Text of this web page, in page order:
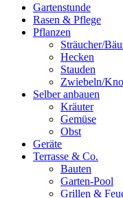
Gartenstunde
Rasen & Pflege
Pflanzen
Sträucher/
Hecken
Stauden
Zwiebeln/
Selber anbauen
Kräuter
Gemüse
Obst
Geräte
Terrasse & Co.
Bauten
Garten-Pool
Grillen &